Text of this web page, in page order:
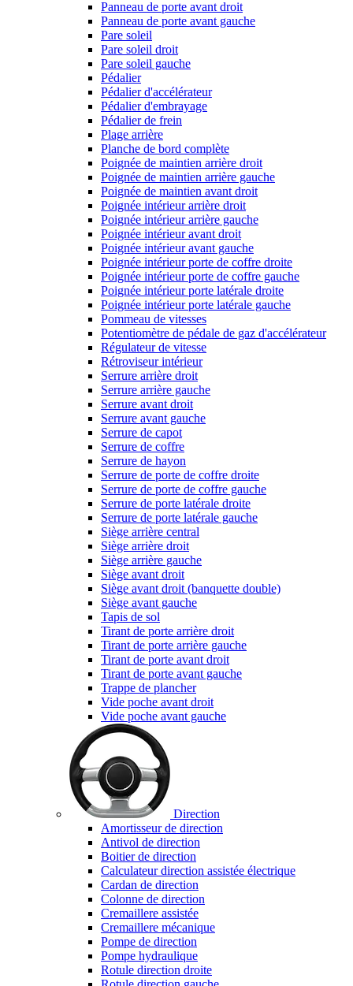
Panneau de porte avant droit
Panneau de porte avant gauche
Pare soleil
Pare soleil droit
Pare soleil gauche
Pédalier
Pédalier d'accélérateur
Pédalier d'embrayage
Pédalier de frein
Plage arrière
Planche de bord complète
Poignée de maintien arrière droit
Poignée de maintien arrière gauche
Poignée de maintien avant droit
Poignée intérieur arrière droit
Poignée intérieur arrière gauche
Poignée intérieur avant droit
Poignée intérieur avant gauche
Poignée intérieur porte de coffre droite
Poignée intérieur porte de coffre gauche
Poignée intérieur porte latérale droite
Poignée intérieur porte latérale gauche
Pommeau de vitesses
Potentiomètre de pédale de gaz d'accélérateur
Régulateur de vitesse
Rétroviseur intérieur
Serrure arrière droit
Serrure arrière gauche
Serrure avant droit
Serrure avant gauche
Serrure de capot
Serrure de coffre
Serrure de hayon
Serrure de porte de coffre droite
Serrure de porte de coffre gauche
Serrure de porte latérale droite
Serrure de porte latérale gauche
Siège arrière central
Siège arrière droit
Siège arrière gauche
Siège avant droit
Siège avant droit (banquette double)
Siège avant gauche
Tapis de sol
Tirant de porte arrière droit
Tirant de porte arrière gauche
Tirant de porte avant droit
Tirant de porte avant gauche
Trappe de plancher
Vide poche avant droit
Vide poche avant gauche
Direction
Amortisseur de direction
Antivol de direction
Boitier de direction
Calculateur direction assistée électrique
Cardan de direction
Colonne de direction
Cremaillere assistée
Cremaillere mécanique
Pompe de direction
Pompe hydraulique
Rotule direction droite